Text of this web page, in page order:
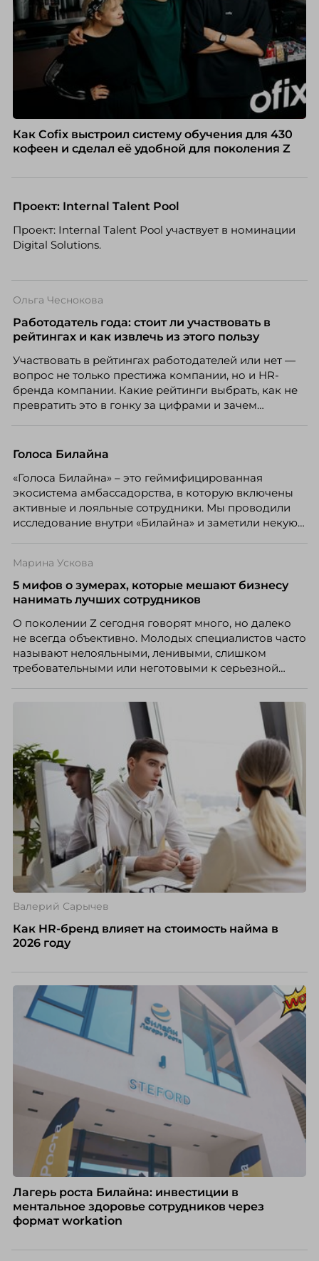
Как Cofix выстроил систему обучения для 430
кофеен и сделал её удобной для поколения Z
Проект: Internal Talent Pool
Проект: Internal Talent Pool участвует в номинации
Digital Solutions.
Ольга Чеснокова
Работодатель года: стоит ли участвовать в
рейтингах и как извлечь из этого пользу
Участвовать в рейтингах работодателей или нет —
вопрос не только престижа компании, но и HR-
бренда компании. Какие рейтинги выбрать, как не
превратить это в гонку за цифрами и зачем
Чеснокова, HR-директор Right line.
Голоса Билайна
«Голоса Билайна» – это геймифицированная
экосистема амбассадорства, в которую включены
активные и лояльные сотрудники. Мы проводили
исследование внутри «Билайна» и заметили некую
благодарности и публичного признания.
Марина Ускова
5 мифов о зумерах, которые мешают бизнесу
нанимать лучших сотрудников
О поколении Z сегодня говорят много, но далеко
не всегда объективно. Молодых специалистов часто
называют нелояльными, ленивыми, слишком
требовательными или неготовыми к серьезной
кадровых ошибок. В этой статье Марина Ускова,
руководитель отдела подбора персонала
рекрутинговой компании, разбирает самые
распространенные мифы о зумерах и объясняет,
почему устаревшие представления мешают
бизнесу находить и удерживать сильных
сотрудников.
Валерий Сарычев
Как HR-бренд влияет на стоимость найма в
2026 году
Лагерь роста Билайна: инвестиции в
ментальное здоровье сотрудников через
формат workation